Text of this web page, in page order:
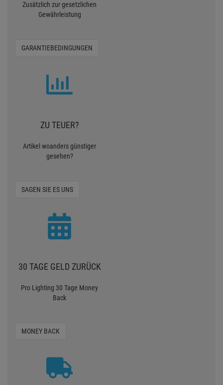
Zusätzlich zur gesetzlichen
Gewährleistung
GARANTIEBEDINGUNGEN
ZU TEUER?
Artikel woanders günstiger
gesehen?
SAGEN SIE ES UNS
30 TAGE GELD ZURÜCK
Pro Lighting 30 Tage Money
Back
MONEY BACK